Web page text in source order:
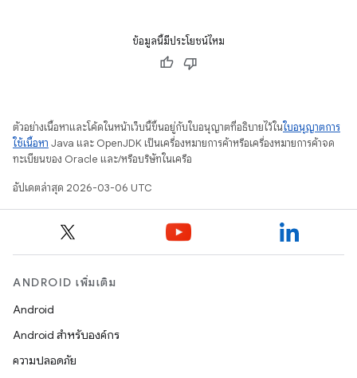
ข้อมูลนี้มีประโยชน์ไหม
ตัวอย่างเนื้อหาและโค้ดในหน้าเว็บนี้ขึ้นอยู่กับใบอนุญาตที่อธิบายไว้ในใบอนุญาตการ
ใช้เนื้อหา Java และ OpenJDK เป็นเครื่องหมายการค้าหรือเครื่องหมายการค้าจด
ทะเบียนของ Oracle และ/หรือบริษัทในเครือ
อัปเดตล่าสุด 2026-03-06 UTC
ANDROID เพิ่มเติม
Android
Android สำหรับองค์กร
ความปลอดภัย